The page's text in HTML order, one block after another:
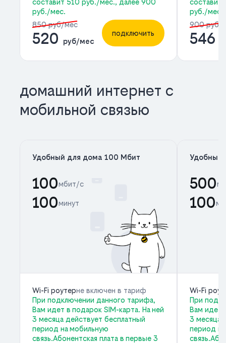
составит 510 руб./мес., далее 900
руб./мес.
850 руб/мес
520 руб/мес
подключить
составит
руб./мес.
900 руб/
546
домашний интернет с
мобильной связью
Удобный для дома 100 Мбит
100мбит/с
100минут
Wi-Fi роутерне включен в тариф
При подключении данного тарифа,
Вам идет в подарок SIM-карта. На ней
3 месяца действует бесплатный
период на мобильную
связь.Абонентская плата в первые 3
Удобный
500
100
Wi-Fi
При
Вам идет
3 месяца
период